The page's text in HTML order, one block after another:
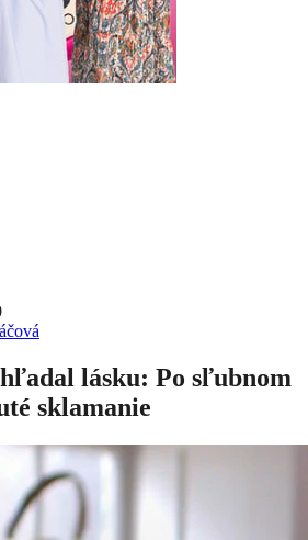
lásku: Po sľubnom
sklamanie